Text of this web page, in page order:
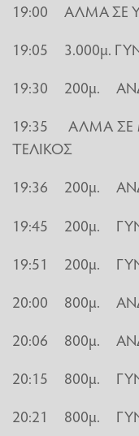
19:00 ΑΛΜΑ
19:05 3.000μ.
19:30 200μ.
19:35
ΤΕΛΙΚΟΣ
19:36 200μ.
19:45 200μ.
19:51 200μ.
20:00 800μ.
20:06 800μ.
20:15 800μ.
20:21 800μ.